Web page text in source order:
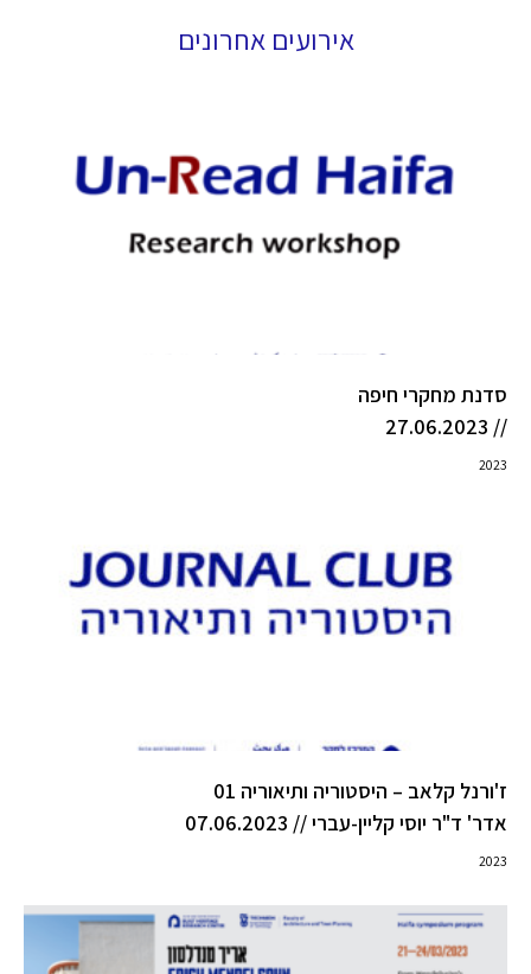
אירועים אחרונים
סדנת מחקרי חיפה
// 27.06.2023
2023
ז'ורנל קלאב – היסטוריה ותיאוריה 01
אדר' ד"ר יוסי קליין-עברי // 07.06.2023
2023